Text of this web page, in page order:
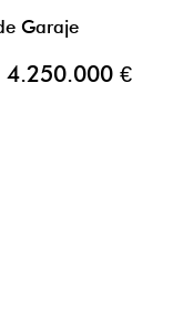
Garaje
4.250.000 €